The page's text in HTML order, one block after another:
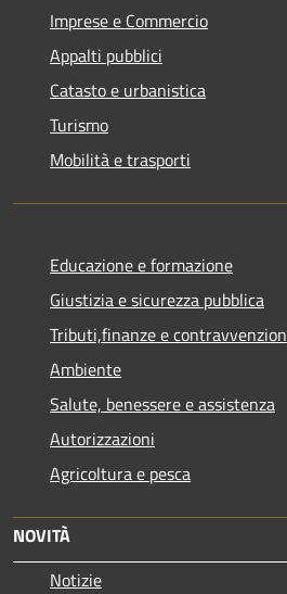
Imprese e Commercio
Appalti pubblici
Catasto e urbanistica
Turismo
Mobilità e trasporti
Educazione e formazione
Giustizia e sicurezza pubblica
Tributi,finanze e
Ambiente
Salute, benessere e assistenza
Autorizzazioni
Agricoltura e pesca
NOVITÀ
Notizie